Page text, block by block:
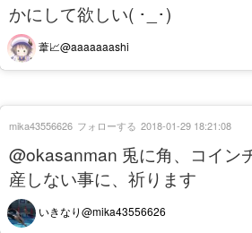
かにして欲しい( ･_･)
葦📈@aaaaaaashi
@okasanman 兎に角、コイン
産しない事に、祈ります
いきなり@mika43556626
mika43556626 フォローする 2018-01-29 18:21:08